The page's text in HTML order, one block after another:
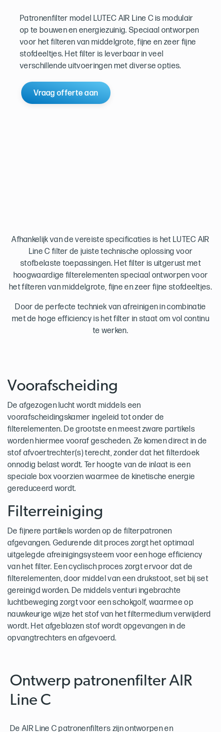
Patronenfilter model LUTEC AIR Line C is modulair
op te bouwen en energiezuinig. Speciaal ontworpen
voor het filteren van middelgrote, fijne en zeer fijne
stofdeeltjes. Het filter is leverbaar in veel
verschillende uitvoeringen met diverse opties.
Vraag offerte aan
Afhankelijk van de vereiste specificaties is het LUTEC AIR
Line C filter de juiste technische oplossing voor
stofbelaste toepassingen. Het filter is uitgerust met
hoogwaardige filterelementen speciaal ontworpen voor
het filteren van middelgrote, fijne en zeer fijne stofdeeltjes.
Door de perfecte techniek van afreinigen in combinatie
met de hoge efficiency is het filter in staat om vol continu
te werken.
Voorafscheiding
De afgezogen lucht wordt middels een
voorafscheidingskamer ingeleid tot onder de
filterelementen. De grootste en meest zware partikels
worden hiermee vooraf gescheden. Ze komen direct in de
stof afvoertrechter(s) terecht, zonder dat het filterdoek
onnodig belast wordt. Ter hoogte van de inlaat is een
speciale box voorzien waarmee de kinetische energie
gereduceerd wordt.
Filterreiniging
De fijnere partikels worden op de filterpatronen
afgevangen. Gedurende dit proces zorgt het optimaal
uitgelegde afreinigingsysteem voor een hoge efficiency
van het filter. Een cyclisch proces zorgt ervoor dat de
filterelementen, door middel van een drukstoot, set bij set
gereinigd worden. De middels venturi ingebrachte
luchtbeweging zorgt voor een schokgolf, waarmee op
nauwkeurige wijze het stof van het filtermedium verwijderd
wordt. Het afgeblazen stof wordt opgevangen in de
opvangtrechters en afgevoerd.
Ontwerp patronenfilter AIR
Line C
De AIR Line C patronenfilters zijn ontworpen en